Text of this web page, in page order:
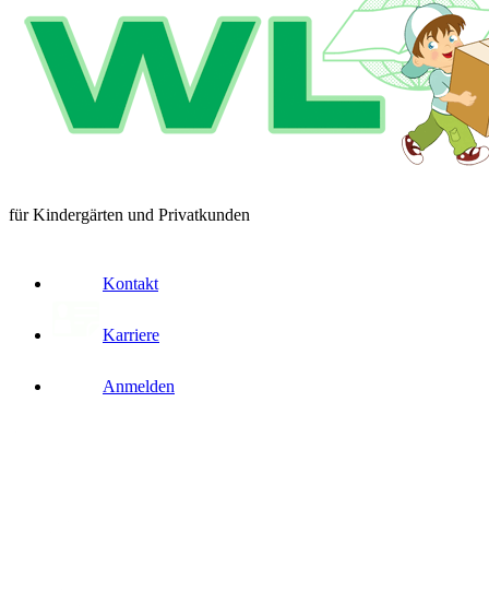
für Kindergärten und Privatkunden
Kontakt
Karriere
Anmelden